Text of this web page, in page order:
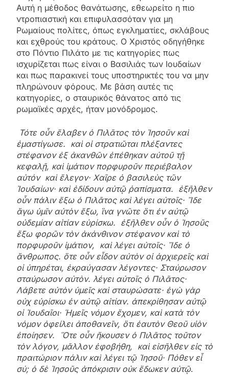
Αυτή η μέθοδος θανάτωσης, εθεωρείτο η πιο
ντροπιαστική και επιφυλασσόταν για μη
Ρωμαίους πολίτες, όπως εγκληματίες, σκλάβους
και εχθρούς του κράτους. Ο Χριστός οδηγήθηκε
στο Πόντιο Πιλάτο με τις κατηγορίες πως
ισχυρίζεται πως είναι ο Βασιλιάς των Ιουδαίων
και πως παρακινεί τους υποστηρικτές του να μην
πληρώνουν φόρους. Με βάση αυτές τις
κατηγορίες, ο σταυρικός θάνατος από τις
ρωμαϊκές αρχές, ήταν μονόδρομος.
Τότε οὖν ἔλαβεν ὁ Πιλᾶτος τὸν Ἰησοῦν καὶ
ἐμαστίγωσε. καὶ οἱ στρατιῶται πλέξαντες
στέφανον ἐξ ἀκανθῶν ἐπέθηκαν αὐτοῦ τῇ
κεφαλῇ, καὶ ἱμάτιον πορφυροῦν περιέβαλον
αὐτόν καὶ ἔλεγον· Χαῖρε ὁ βασιλεὺς τῶν
Ἰουδαίων· καὶ ἐδίδουν αὐτῷ ῥαπίσματα. ἐξῆλθεν
οὖν πάλιν ἔξω ὁ Πιλᾶτος καὶ λέγει αὐτοῖς· Ἴδε
ἄγω ὑμῖν αὐτὸν ἔξω, ἵνα γνῶτε ὅτι ἐν αὐτῷ
οὐδεμίαν αἰτίαν εὑρίσκω. ἐξῆλθεν οὖν ὁ Ἰησοῦς
ἔξω φορῶν τὸν ἀκάνθινον στέφανον καὶ τὸ
πορφυροῦν ἱμάτιον, καὶ λέγει αὐτοῖς· Ἴδε ὁ
ἄνθρωπος. ὅτε οὖν εἶδον αὐτὸν οἱ ἀρχιερεῖς καὶ
οἱ ὑπηρέται, ἐκραύγασαν λέγοντες· Σταύρωσον
σταύρωσον αὐτὸν. λέγει αὐτοῖς ὁ Πιλᾶτος·
Λάβετε αὐτὸν ὑμεῖς καὶ σταυρώσατε· ἐγὼ γὰρ
οὐχ εὑρίσκω ἐν αὐτῷ αἰτίαν. ἀπεκρίθησαν αὐτῷ
οἱ Ἰουδαῖοι· Ἡμεῖς νόμον ἔχομεν, καὶ κατὰ τὸν
νόμον ὀφείλει ἀποθανεῖν, ὅτι ἑαυτὸν Θεοῦ υἱὸν
ἐποίησεν. Ὅτε οὖν ἤκουσεν ὁ Πιλᾶτος τοῦτον
τὸν λόγον, μᾶλλον ἐφοβήθη, καὶ εἰσῆλθεν εἰς τὸ
πραιτώριον πάλιν καὶ λέγει τῷ Ἰησοῦ· Πόθεν εἶ
σύ; ὁ δὲ Ἰησοῦς ἀπόκρισιν οὐκ ἔδωκεν αὐτῷ.